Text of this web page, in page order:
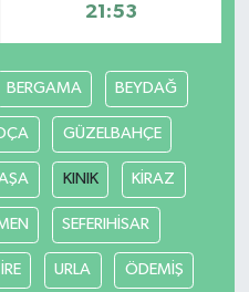
21:53
BERGAMA BEYDAĞ
GÜZELBAHÇE
KINIK KİRAZ
SEFERIHİSAR
URLA ÖDEMİŞ